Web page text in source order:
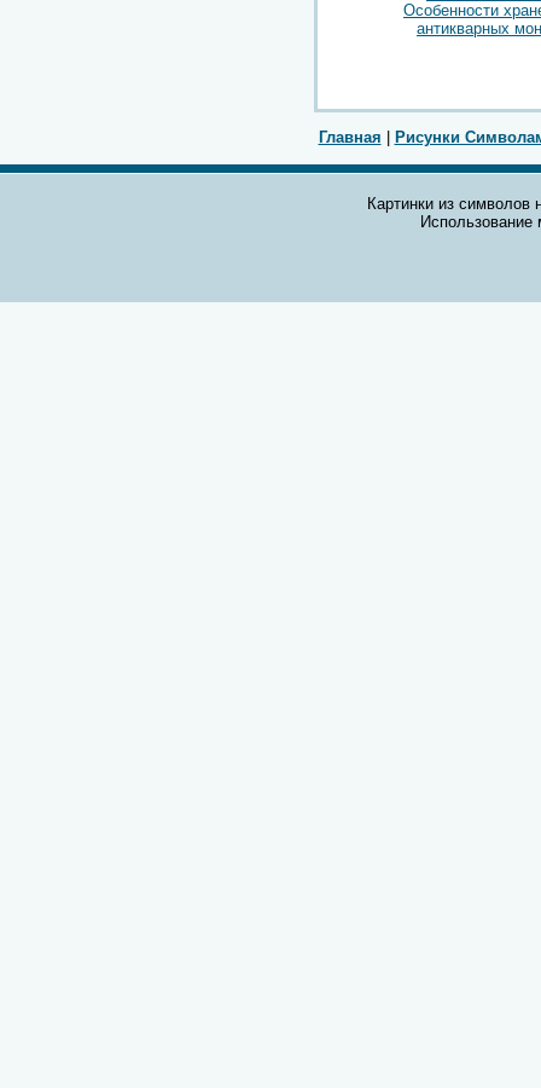
Особенности
антикварных
Главная Рисунки
Картинки из символов
Использование